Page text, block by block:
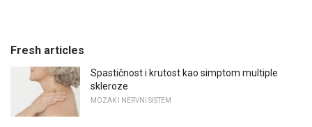
Fresh articles
Spastičnost i krutost kao simptom multiple
skleroze
MOZAK I NERVNI SISTEM